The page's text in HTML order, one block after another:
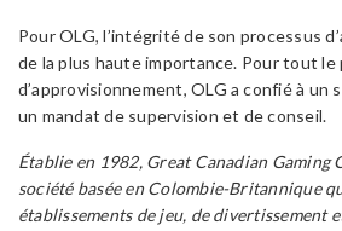
Pour OLG, l’intégrité de son processus
de la plus haute importance. Pour tout le
d’approvisionnement, OLG a confié à un
un mandat de supervision et de conseil.
Établie en 1982, Great Canadian Gaming
société basée en Colombie-Britannique
établissements de jeu, de divertissement